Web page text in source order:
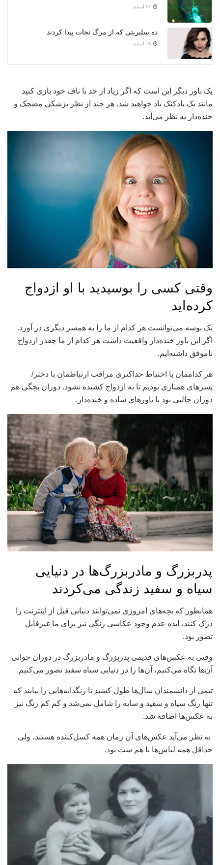
ده سلبریتی که از مرگ نجات پیدا کردند
یک باور دیگر این است که اگر زیاد از حد با ناف خود بازی کنید
مانند یک بادکنک باد خواهید شد. هر چند از نظر پزشکی مضحک و
خنده‌دار به نظر می‌آید.
وقتی کسی را بوسیدید با او ازدواج
کرده‌اید
یک بوسه می‌توانست هر کدام از ما را به همسر دیگری در آورد.
اگر این باور خنده‌دار واقعیت داشت هر کدام از ما چقدر ازدواج
ناموفق داشته‌ایم.
هر کداممان با احتیاط حداکثری مراقب ارتباطمان با دختر/
پسرهای همبازی بودیم تا به ازدواج کشیده نشود. دوران بچگی هم
دوران جالبی بود با باورهای ساده و خنده‌دار.
پدربزرگ و مادربزرگ‌ها در دنیایی
سیاه و سفید زندگی می‌کردند
همانطور که بچه‌های امروزی نمی‌توانند دنیایی قبل از اینترنت را
درک کنند، ایده عدم وجود عکاسی رنگی نیز برای ما غیرقابل
تصور بود.
وقتی به عکس‌های قدیمی پدربزرگ و مادربزرگ در دوران جوانی
آن‌ها نگاه می‌کنیم، آن‌ها را در دنیایی سیاه سفید تصور می‌کنیم.
تیمی از دانشمندان سال‌ها طول کشید تا رنگدانه‌هایی را بیابند که
تنها رنگ سیاه و سفید و سایه را شامل نمی‌شد و کم کم رنگ نیز
به عکس‌ها اضافه شد.
به نظر می‌آید عکس‌های آن زمان همه کسل‌کننده هستند، ولی
حداقل همه لباس‌ها با هم ست بود.